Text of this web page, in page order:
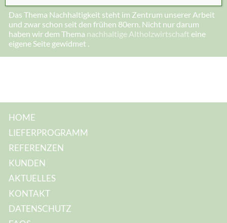
s
e
*
I
h
Das Thema Nachhaltigkeit steht im Zentrum unserer Arbeit
und zwar schon seit den frühen 80ern. Nicht nur darum
haben wir dem Thema nachhaltige Altholzwirtschaft eine
eigene Seite gewidmet .
HOME
LIEFERPROGRAMM
REFERENZEN
KUNDEN
AKTUELLES
KONTAKT
DATENSCHUTZ